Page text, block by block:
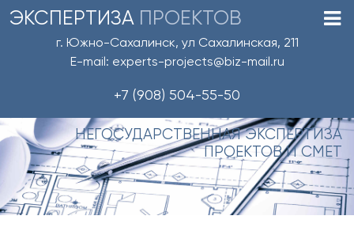
ЭКСПЕРТИЗА ПРОЕКТОВ
г. Южно-Сахалинск, ул Сахалинская, 211
E-mail: experts-projects@biz-mail.ru
+7 (908) 504-55-50
НЕГОСУДАРСТВЕННАЯ ЭКСПЕРТИЗА
ПРОЕКТОВ И СМЕТ